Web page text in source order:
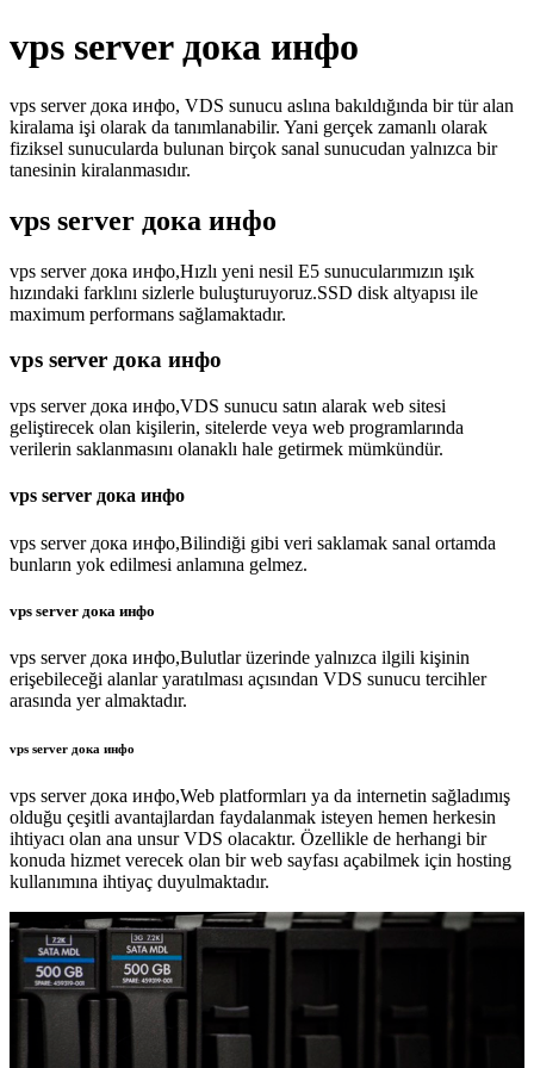
vps server дока инфо
vps server дока инфо, VDS sunucu aslına bakıldığında bir tür alan
kiralama işi olarak da tanımlanabilir. Yani gerçek zamanlı olarak
fiziksel sunucularda bulunan birçok sanal sunucudan yalnızca bir
tanesinin kiralanmasıdır.
vps server дока инфо
vps server дока инфо,Hızlı yeni nesil E5 sunucularımızın ışık
hızındaki farklını sizlerle buluşturuyoruz.SSD disk altyapısı ile
maximum performans sağlamaktadır.
vps server дока инфо
vps server дока инфо,VDS sunucu satın alarak web sitesi
geliştirecek olan kişilerin, sitelerde veya web programlarında
verilerin saklanmasını olanaklı hale getirmek mümkündür.
vps server дока инфо
vps server дока инфо,Bilindiği gibi veri saklamak sanal ortamda
bunların yok edilmesi anlamına gelmez.
vps server дока инфо
vps server дока инфо,Bulutlar üzerinde yalnızca ilgili kişinin
erişebileceği alanlar yaratılması açısından VDS sunucu tercihler
arasında yer almaktadır.
vps server дока инфо
vps server дока инфо,Web platformları ya da internetin sağladımış
olduğu çeşitli avantajlardan faydalanmak isteyen hemen herkesin
ihtiyacı olan ana unsur VDS olacaktır. Özellikle de herhangi bir
konuda hizmet verecek olan bir web sayfası açabilmek için hosting
kullanımına ihtiyaç duyulmaktadır.